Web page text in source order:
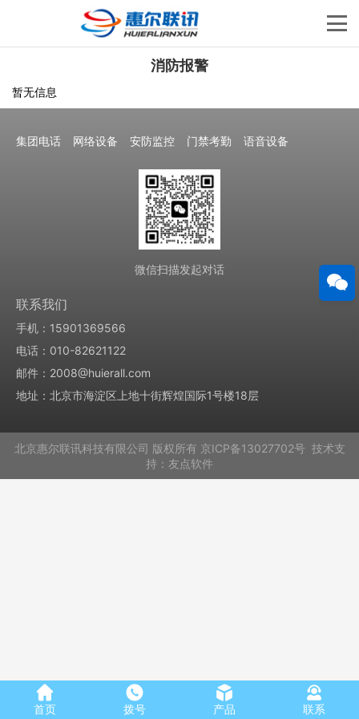
消防报警
暂无信息
集团电话 网络设备 安防监控 门禁考勤 语音设备
微信扫描发起对话
联系我们
手机：15901369566
电话：010-82621122
邮件：2008@huierall.com
地址：北京市海淀区上地十街辉煌国际1号楼18层
北京惠尔联讯科技有限公司 版权所有 京ICP备13027702号 技术支
持： 友点软件
首页 拨号 产品 联系